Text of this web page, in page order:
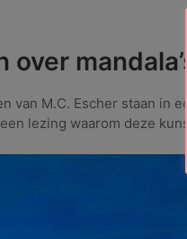
over
van M.C. Escher staan in
lezing waarom deze